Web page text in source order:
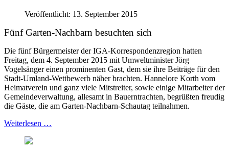
Veröffentlicht: 13. September 2015
FünfGarten-Nachbarn besuchten sich
Die fünf Bürgermeister der IGA-Korrespondenzregion hatten
Freitag, dem 4. September 2015 mit Umweltminister Jörg
Vogelsänger einen prominenten Gast, dem sie ihre Beiträge für den
Stadt-Umland-Wettbewerb näher brachten. Hannelore Korth vom
Heimatverein und ganz viele Mitstreiter, sowie einige Mitarbeiter der
Gemeindeverwaltung, allesamt in Bauerntrachten, begrüßten freudig
die Gäste, die am Garten-Nachbarn-Schautag teilnahmen.
Weiterlesen …